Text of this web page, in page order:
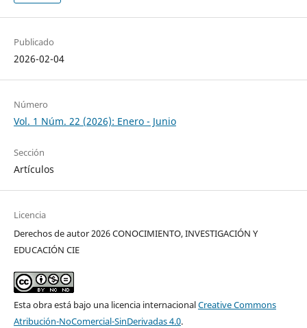
Publicado
2026-02-04
Número
Vol. 1 Núm. 22 (2026): Enero - Junio
Sección
Artículos
Licencia
Derechos de autor 2026 CONOCIMIENTO, INVESTIGACIÓN Y
EDUCACIÓN CIE
Esta obra está bajo una licencia internacionalCreative Commons
Atribución-NoComercial-SinDerivadas 4.0.